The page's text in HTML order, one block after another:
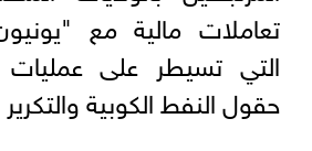
تعاملات مالية مع
التي تسيطر على عمليات
حقول النفط الكوبية والتكرير